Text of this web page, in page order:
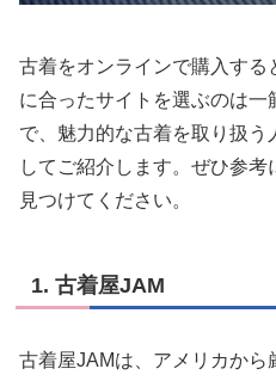
古着をオンラインで購入す
に合ったサイトを選ぶのは一
で、魅力的な古着を取り扱
してご紹介します。ぜひ参
見つけてください。
1. 古着屋JAM
古着屋JAMは、アメリカか